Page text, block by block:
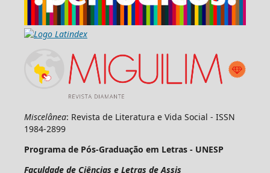
Miscelânea: Revista de Literatura e Vida Social - ISSN
1984-2899
Programa de Pós-Graduação em Letras - UNESP
Faculdade de Ciências e Letras de Assis